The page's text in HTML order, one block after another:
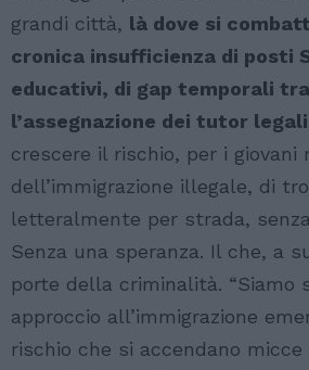
grandi città, là dove si
cronica insufficienza di posti
educativi, di gap temporali
l’assegnazione dei tutor
crescere il rischio, per i giovani
dell’immigrazione illegale, di
letteralmente per strada,
Senza una speranza. Il che, a
porte della criminalità. “Siamo
approccio all’immigrazione
rischio che si accendano micce